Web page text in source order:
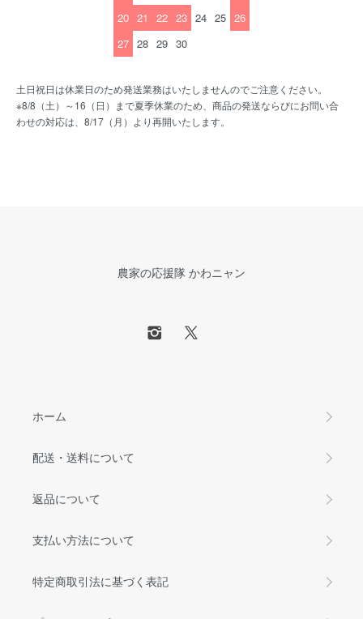
20 21 22 23 24 25 26
27 28 29 30
土日祝日は休業日のため発送業務はいたしませんのでご注意ください。
※8/8（土）～16（日）まで夏季休業のため、商品の発送ならびにお問い合
わせの対応は、8/17（月）より再開いたします。
農家の応援隊 かわニャン
ホーム
配送・送料について
返品について
支払い方法について
特定商取引法に基づく表記